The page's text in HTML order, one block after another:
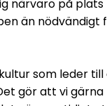
närvaro på
än nödvändigt
som leder till
gör att vi